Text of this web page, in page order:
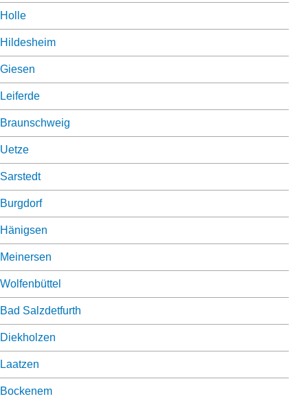
Holle
Hildesheim
Giesen
Leiferde
Braunschweig
Uetze
Sarstedt
Burgdorf
Hänigsen
Meinersen
Wolfenbüttel
Bad Salzdetfurth
Diekholzen
Laatzen
Bockenem